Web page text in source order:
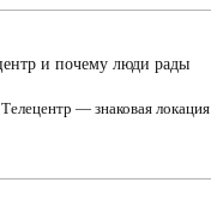
и почему люди рады
— знаковая локация